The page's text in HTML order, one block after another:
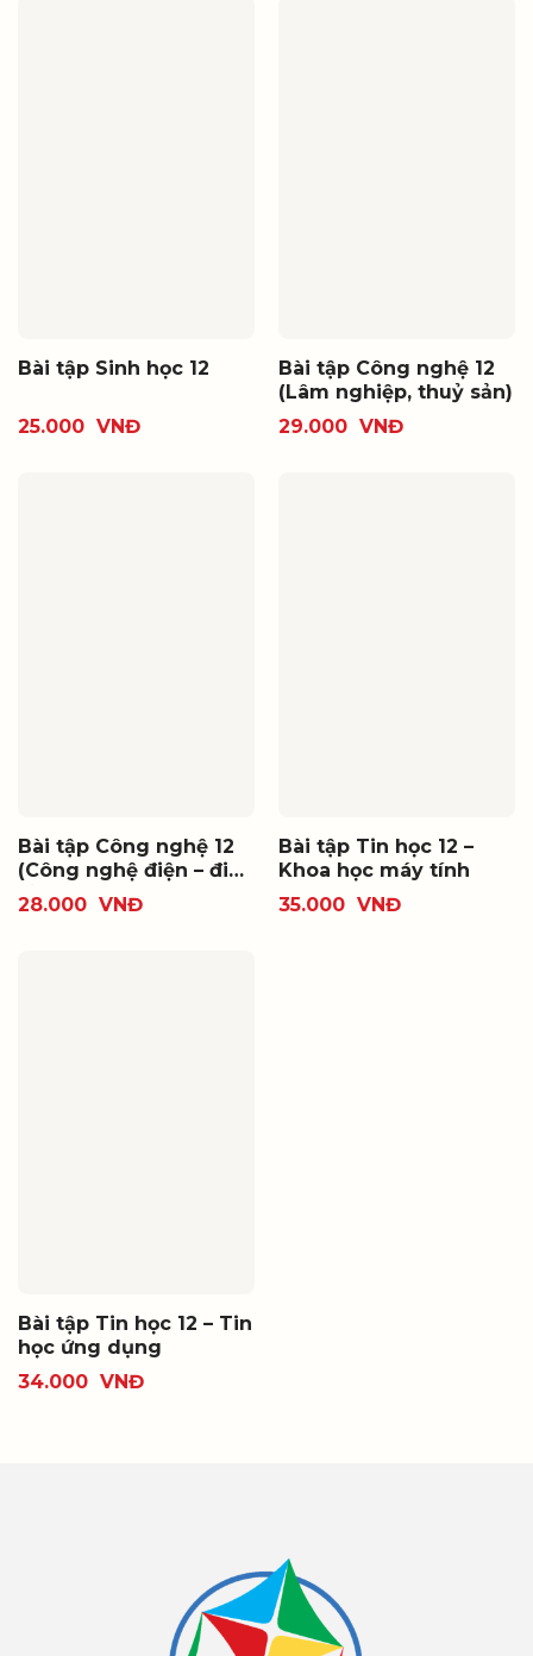
Bài tập Sinh học 12
25.000 VNĐ
Bài tập Công nghệ 12
(Lâm nghiệp, thuỷ sản)
29.000 VNĐ
Bài tập Công nghệ 12
(Công nghệ điện – điện
tử)
28.000 VNĐ
Bài tập Tin học 12 –
Khoa học máy tính
35.000 VNĐ
Bài tập Tin học 12 – Tin
học ứng dụng
34.000 VNĐ